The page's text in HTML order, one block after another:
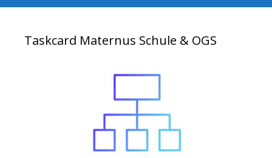
Taskcard Maternus Schule & OGS